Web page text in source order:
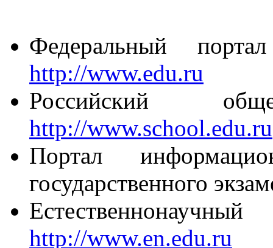
Федеральный
http://www.edu.ru
Российский
http://www.school.edu.ru
Портал
государственного
http://www.en.edu.ru